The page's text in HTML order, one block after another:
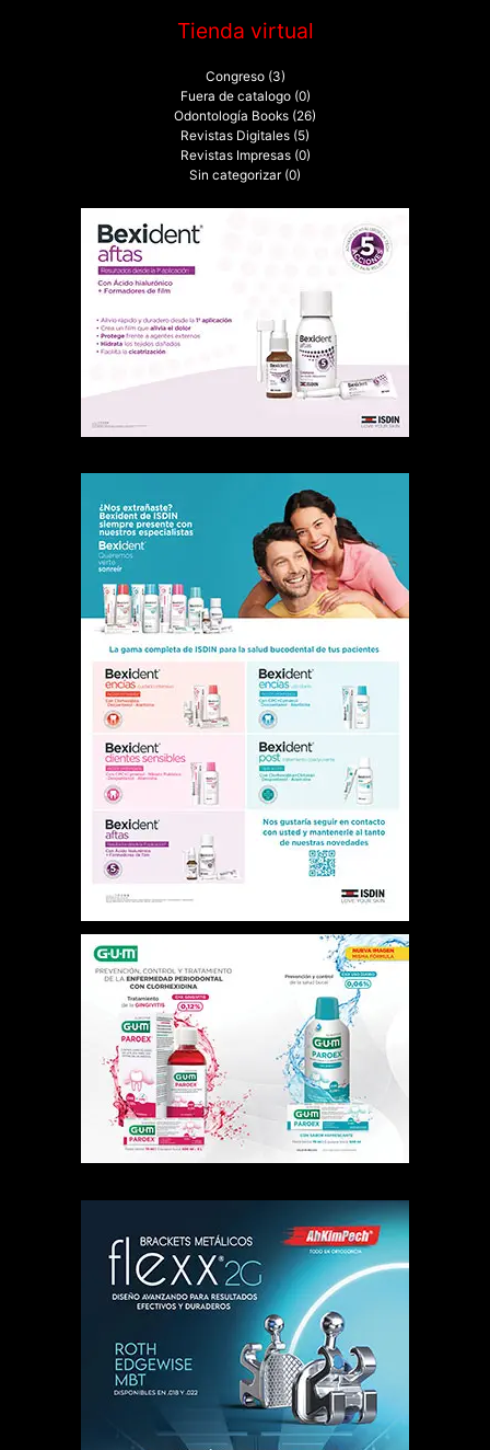
Tienda virtual
Congreso (3)
Fuera de catalogo (0)
Odontología Books (26)
Revistas Digitales (5)
Revistas Impresas (0)
Sin categorizar (0)